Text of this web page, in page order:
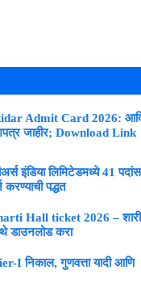
Admit Card 2026:
जाहीर; Download Link
इंडिया लिमिटेडमध्ये 41
करण्याची पद्धत
Hall ticket 2026 –
डाउनलोड करा
I निकाल, गुणवत्ता यादी आणि